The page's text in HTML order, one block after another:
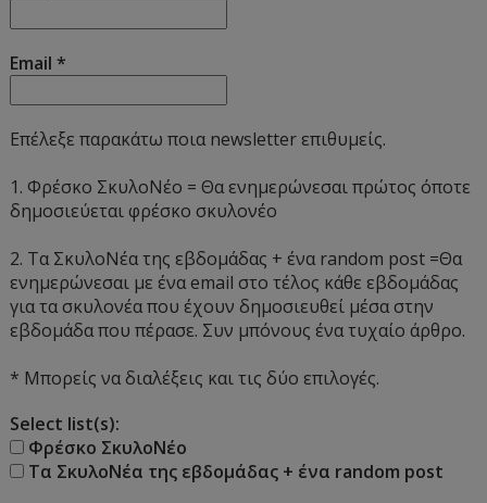
Email*
Επέλεξε παρακάτω ποια newsletter επιθυμείς.
1. Φρέσκο ΣκυλοΝέο = Θα ενημερώνεσαι πρώτος όποτε
δημοσιεύεται φρέσκο σκυλονέο
2. Τα ΣκυλοΝέα της εβδομάδας + ένα random post =Θα
ενημερώνεσαι με ένα email στο τέλος κάθε εβδομάδας
για τα σκυλονέα που έχουν δημοσιευθεί μέσα στην
εβδομάδα που πέρασε. Συν μπόνους ένα τυχαίο άρθρο.
* Μπορείς να διαλέξεις και τις δύο επιλογές.
Select list(s):
Φρέσκο ΣκυλοΝέο
Τα ΣκυλοΝέα της εβδομάδας + ένα random post